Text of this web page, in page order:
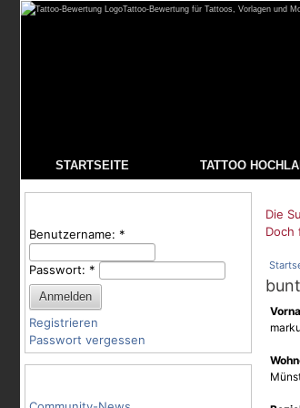
Tattoo-Bewertung für Tattoos, Vorlagen und
STARTSEITE TATTOO
Benutzername: *
Passwort: *
Registrieren
Passwort vergessen
Die
Doch